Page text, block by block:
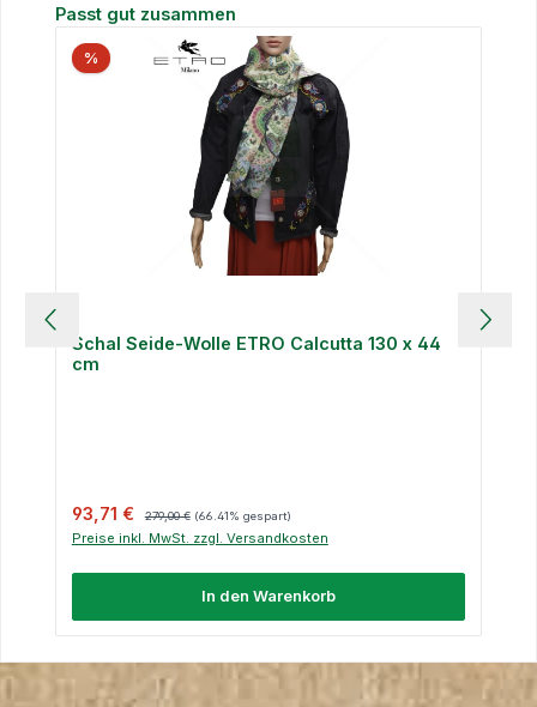
Produktgalerie überspringen
Passt gut zusammen
%
Schal Seide-Wolle ETRO Calcutta 130 x 44
cm
Verkaufspreis:
93,71 € 279,00 € (66.41% gespart)
Preise inkl. MwSt. zzgl. Versandkosten
In den Warenkorb